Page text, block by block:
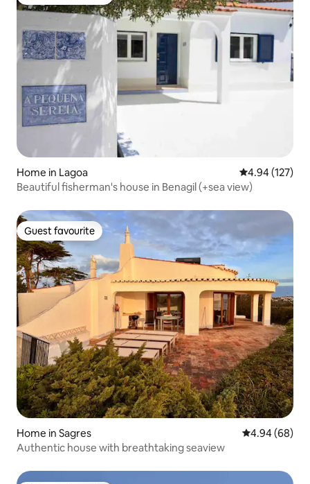
Home in Lagoa 4.94 out of 5
4.94 (127)
Beautiful fisherman's house in Benagil (+sea view)
Guest favourite
Guest favourite
Home in Sagres 4.94 out of 5
4.94 (68)
Authentic house with breathtaking seaview